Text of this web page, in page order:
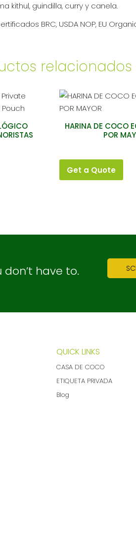
kithul, guindilla, curry y canela.
BRC, USDA NOP, EU
relacionados
HARINA DE COCO
POR
Get a Quote
have to.
QUICK LINKS
CASA DE COCO
ETIQUETA PRIVADA
Blog